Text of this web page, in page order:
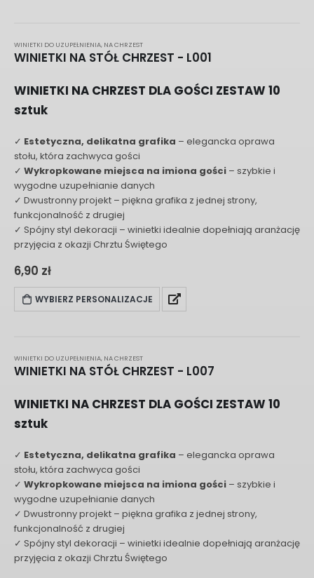
WINIETKI DO UZUPEŁNIENIA, NA CHRZEST
WINIETKI NA STÓŁ CHRZEST - L001
WINIETKI NA CHRZEST DLA GOŚCI ZESTAW 10
sztuk
✓ Estetyczna, delikatna grafika – elegancka oprawa
stołu, która zachwyca gości
✓ Wykropkowane miejsca na imiona gości – szybkie i
wygodne uzupełnianie danych
✓ Dwustronny projekt – piękna grafika z jednej strony,
funkcjonalność z drugiej
✓ Spójny styl dekoracji – winietki idealnie dopełniają aranżację
przyjęcia z okazji Chrztu Świętego
6,90 zł
WYBIERZ PERSONALIZACJE
WINIETKI DO UZUPEŁNIENIA, NA CHRZEST
WINIETKI NA STÓŁ CHRZEST - L007
WINIETKI NA CHRZEST DLA GOŚCI ZESTAW 10
sztuk
✓ Estetyczna, delikatna grafika – elegancka oprawa
stołu, która zachwyca gości
✓ Wykropkowane miejsca na imiona gości – szybkie i
wygodne uzupełnianie danych
✓ Dwustronny projekt – piękna grafika z jednej strony,
funkcjonalność z drugiej
✓ Spójny styl dekoracji – winietki idealnie dopełniają aranżację
przyjęcia z okazji Chrztu Świętego